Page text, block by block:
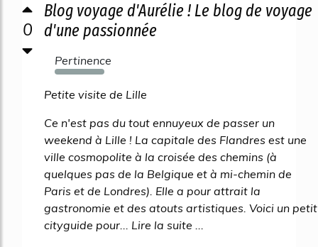
0
Blog voyage d'Aurélie ! Le blog de voyage
d'une passionnée
Pertinence
2193%
Petite visite de Lille
Ce n'est pas du tout ennuyeux de passer un
weekend à Lille ! La capitale des Flandres est une
ville cosmopolite à la croisée des chemins (à
quelques pas de la Belgique et à mi-chemin de
Paris et de Londres). Elle a pour attrait la
gastronomie et des atouts artistiques. Voici un petit
cityguide pour... Lire la suite ...